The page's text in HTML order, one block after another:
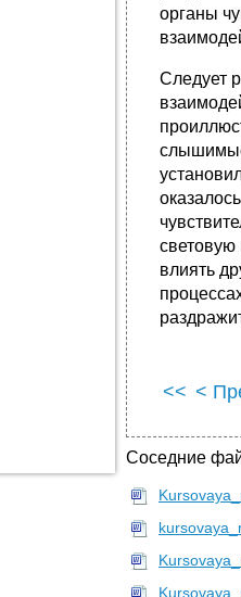
органы
Следует
влиять
<< <
Соседние